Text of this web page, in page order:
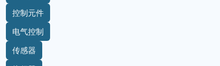
控制元件
电气控制
传感器